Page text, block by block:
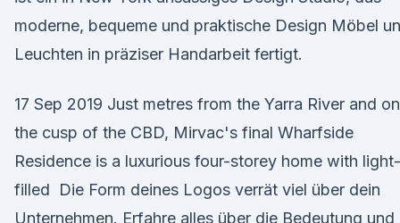
moderne, bequeme und praktische Design Möbel
Leuchten in präziser Handarbeit fertigt.
17 Sep 2019 Just metres from the Yarra River and on
the cusp of the CBD, Mirvac's final Wharfside
Residence is a luxurious four-storey home with light-
filled Die Form deines Logos verrät viel über dein
Unternehmen. Erfahre alles über die Bedeutung und